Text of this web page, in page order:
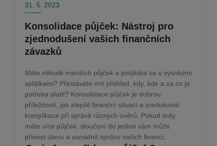
31. 5. 2023
Konsolidace půjček: Nástroj pro
zjednodušení vašich finančních
závazků
Máte několik menších půjček a potýkáte se s vysokými
splátkami? Přestáváte mít přehled, kdy, kde a za co je
potřeba platit? Konsolidace půjček je dobrou
příležitostí, jak zlepšit finanční situaci a zredukovat
komplikace při správě různých úvěrů. Pokud tedy
máte více půjček, sloučení do jediné vám může
přinést úlevu a usnadnit správu vašich financí.